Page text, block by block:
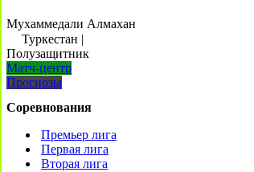
Мухаммедали Алмахан
Туркестан |
Полузащитник
Матч-центр
Прогнозы
Соревнования
Премьер лига
Первая лига
Вторая лига